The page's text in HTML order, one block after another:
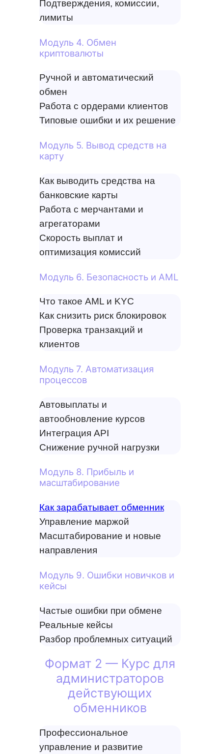
Подтверждения, комиссии,
лимиты
Модуль 4. Обмен
криптовалюты
Ручной и автоматический
обмен
Работа с ордерами клиентов
Типовые ошибки и их решение
Модуль 5. Вывод средств на
карту
Как выводить средства на
банковские карты
Работа с мерчантами и
агрегаторами
Скорость выплат и
оптимизация комиссий
Модуль 6. Безопасность и AML
Что такое AML и KYC
Как снизить риск блокировок
Проверка транзакций и
клиентов
Модуль 7. Автоматизация
процессов
Автовыплаты и
автообновление курсов
Интеграция API
Снижение ручной нагрузки
Модуль 8. Прибыль и
масштабирование
Как зарабатывает обменник
Управление маржой
Масштабирование и новые
направления
Модуль 9. Ошибки новичков и
кейсы
Частые ошибки при обмене
Реальные кейсы
Разбор проблемных ситуаций
Формат 2 — Курс для
администраторов
действующих
обменников
Профессиональное
управление и развитие